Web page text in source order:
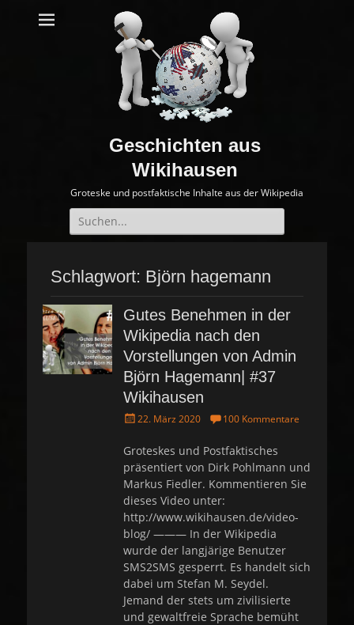
Geschichten aus
Wikihausen
Groteske und postfaktische Inhalte aus der Wikipedia
Suche
nach:
Schlagwort: Björn hagemann
Gutes Benehmen in der
Wikipedia nach den
Vorstellungen von Admin
Björn Hagemann| #37
Wikihausen
P
s
e
d
o
n
22. März 2020 100 Kommentare
Groteskes und Postfaktisches
präsentiert von Dirk Pohlmann und
Markus Fiedler. Kommentieren Sie
dieses Video unter:
http://www.wikihausen.de/video-
blog/ ——— In der Wikipedia
wurde der langjärige Benutzer
SMS2SMS gesperrt. Es handelt sich
dabei um Stefan M. Seydel.
Jemand der stets um zivilisierte
und gewaltfreie Sprache bemüht